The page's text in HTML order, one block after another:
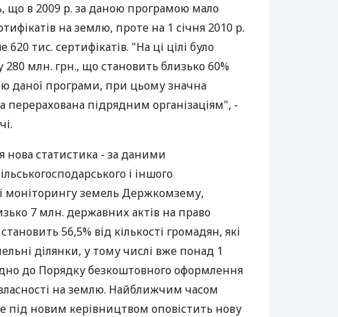
що в 2009 р. за даною програмою мало
на землю, проте на 1 січня 2010 р.
тис. сертифікатів. "На ці цілі було
280 млн. грн., що становить близько 60%
даної програми, при цьому значна
перерахована підрядним організаціям", -
нова статистика - за даними
і іншого
моніторингу земель Держкомзему,
7 млн. державних актів на право
56,5% від кількості громадян, які
ділянки, у тому числі вже понад 1
до Порядку безкоштовного оформлення
власності на землю. Найближчим часом
під новим керівництвом оповістить нову